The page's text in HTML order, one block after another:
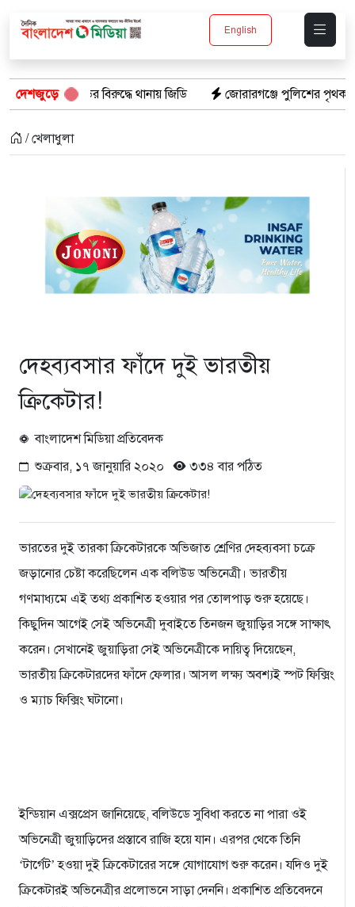
English
দেশজুড়ে
বিরুদ্ধে থানায় জিডি জোরারগঞ্জে পুলিশের পৃথক অভিযান:
/ খেলাধুলা
দেহব্যবসার ফাঁদে দুই ভারতীয়
ক্রিকেটার!
বাংলাদেশ মিডিয়া প্রতিবেদক
শুক্রবার, ১৭ জানুয়ারি ২০২০
৩৩৪ বার পঠিত
ভারতের দুই তারকা ক্রিকেটারকে অভিজাত শ্রেণির দেহব্যবসা চক্রে
জড়ানোর চেষ্টা করেছিলেন এক বলিউড অভিনেত্রী। ভারতীয়
গণমাধ্যমে এই তথ্য প্রকাশিত হওয়ার পর তোলপাড় শুরু হয়েছে।
কিছুদিন আগেই সেই অভিনেত্রী দুবাইতে তিনজন জুয়াড়ির সঙ্গে সাক্ষাৎ
করেন। সেখানেই জুয়াড়িরা সেই অভিনেত্রীকে দায়িত্ব দিয়েছেন,
ভারতীয় ক্রিকেটারদের ফাঁদে ফেলার। আসল লক্ষ্য অবশ্যই স্পট ফিক্সিং
ও ম্যাচ ফিক্সিং ঘটানো।
ইন্ডিয়ান এক্সপ্রেস জানিয়েছে, বলিউডে সুবিধা করতে না পারা ওই
অভিনেত্রী জুয়াড়িদের প্রস্তাবে রাজি হয়ে যান। এরপর থেকে তিনি
‘টার্গেট’ হওয়া দুই ক্রিকেটারের সঙ্গে যোগাযোগ শুরু করেন। যদিও দুই
ক্রিকেটারই অভিনেত্রীর প্রলোভনে সাড়া দেননি। প্রকাশিত প্রতিবেদনে